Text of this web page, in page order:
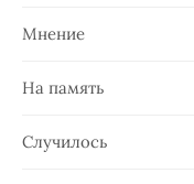
Мнение
На память
Случилось